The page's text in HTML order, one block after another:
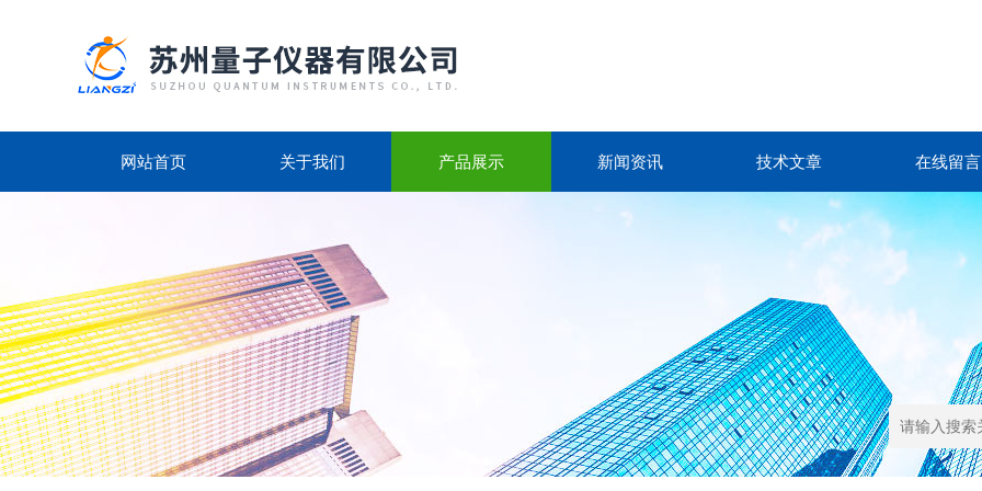
网站首页 关于我们 产品展示 新闻资讯 技术文章 在线留言